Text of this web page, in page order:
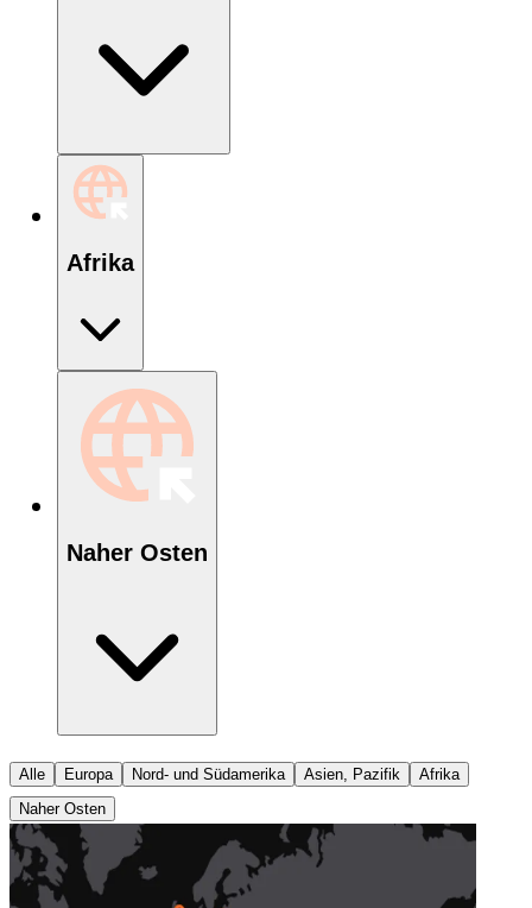
Afrika
Naher Osten
Alle Europa Nord- und Südamerika Asien, Pazifik
Afrika
Naher Osten